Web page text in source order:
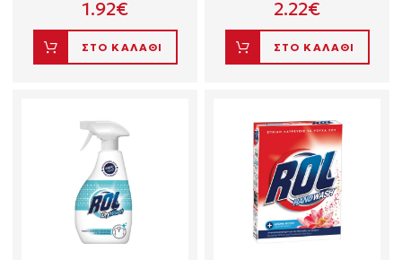
1.92€
ΣΤΟ ΚΑΛΑΘΙ
2.22€
ΣΤΟ ΚΑΛΑΘΙ